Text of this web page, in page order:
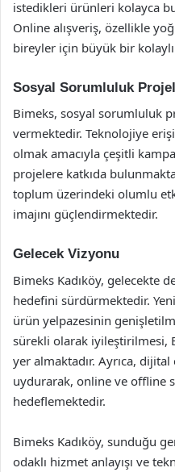
istedikleri ürünleri kolayca
Online alışveriş, özellikle
bireyler için büyük bir
Sosyal Sorumluluk
Bimeks, sosyal sorumluluk
vermektedir. Teknolojiye
olmak amacıyla çeşitli
projelere katkıda
toplum üzerindeki olumlu
imajını güçlendirmektedir.
Gelecek Vizyonu
Bimeks Kadıköy, gelecekte
hedefini sürdürmektedir.
ürün yelpazesinin
sürekli olarak iyileştirilmesi,
yer almaktadır. Ayrıca,
uydurarak, online ve offline
hedeflemektedir.
Bimeks Kadıköy, sunduğu
odaklı hizmet anlayışı ve